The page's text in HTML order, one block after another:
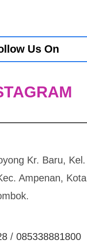
Us On
Kr. Baru, Kel.
Ampenan, Kota
/ 085338881800